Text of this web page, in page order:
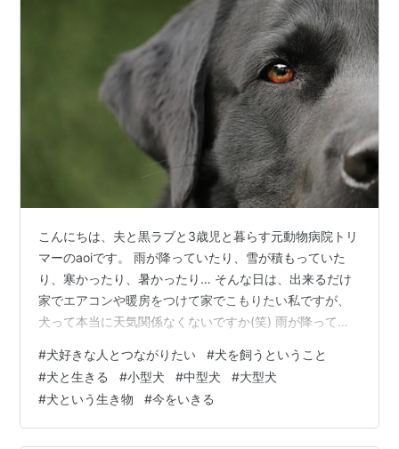
こんにちは、夫と黒ラブと3歳児と暮らす元動物病院トリ
マーのaoiです。 雨が降っていたり、雪が積もっていた
り、寒かったり、暑かったり… そんな日は、出来るだけ
家でエアコンや暖房をつけて家でこもりたい私ですが、
犬って本当に天気関係なくないですか(笑) 雨が降ってい
から何？って顔しているのが犬。 気温が低ければ、寒い
から嫌だなと思うのが私。 寒いから、だから何？って顔
しているのが犬。 そんな顔見ていたら、ふと思ったんで
すよね。 私は、何が嫌なんだろう・・・？ 濡れたら、犬
#犬好きな人とつながりたい #犬を飼うということ
#犬と生きる #小型犬 #中型犬 #大型犬
#犬という生き物 #今をいきる